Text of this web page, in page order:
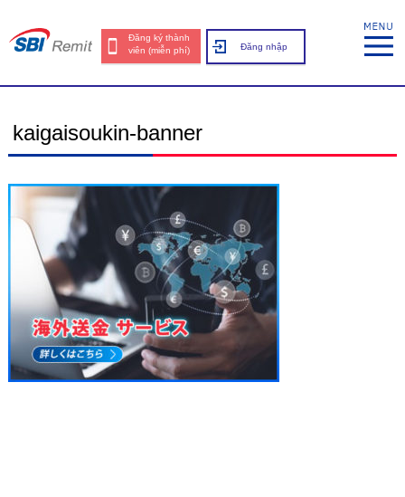
Đăng ký thành
viên (miễn phí)
Đăng nhập
kaigaisoukin-banner